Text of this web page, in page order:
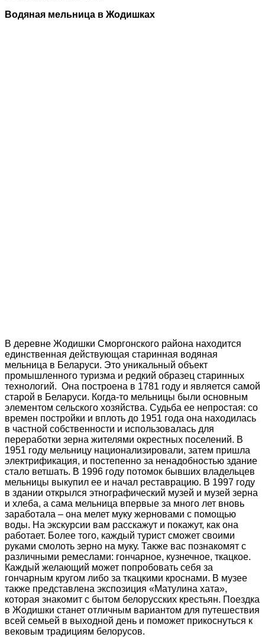
Водяная мельница в Жодишках
В деревне Жодишки Сморгонского района находится
единственная действующая старинная водяная
мельница в Беларуси. Это уникальный объект
промышленного туризма и редкий образец старинных
технологий. Она построена в 1781 году и является самой
старой в Беларуси. Когда-то мельницы были основным
элементом сельского хозяйства. Судьба ее непростая: со
времен постройки и вплоть до 1951 года она находилась
в частной собственности и использовалась для
переработки зерна жителями окрестных поселений. В
1951 году мельницу национализировали, затем пришла
электрификация, и постепенно за ненадобностью здание
стало ветшать. В 1996 году потомок бывших владельцев
мельницы выкупил ее и начал реставрацию. В 1997 году
в здании открылся этнографический музей и музей зерна
и хлеба, а сама мельница впервые за много лет вновь
заработала – она мелет муку жерновами с помощью
воды. На экскурсии вам расскажут и покажут, как она
работает. Более того, каждый турист сможет своими
руками смолоть зерно на муку. Также вас познакомят с
различными ремеслами: гончарное, кузнечное, ткацкое.
Каждый желающий может попробовать себя за
гончарным кругом либо за ткацкими кроснами. В музее
также представлена экспозиция «Матулина хата»,
которая знакомит с бытом белорусских крестьян. Поездка
в Жодишки станет отличным вариантом для путешествия
всей семьей в выходной день и поможет прикоснуться к
вековым традициям белорусов.